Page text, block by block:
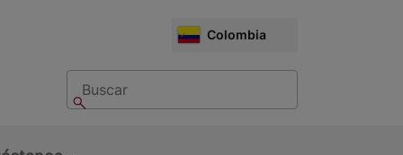
CHOOSE
MARKET
Colombia
Buscar
Buscar